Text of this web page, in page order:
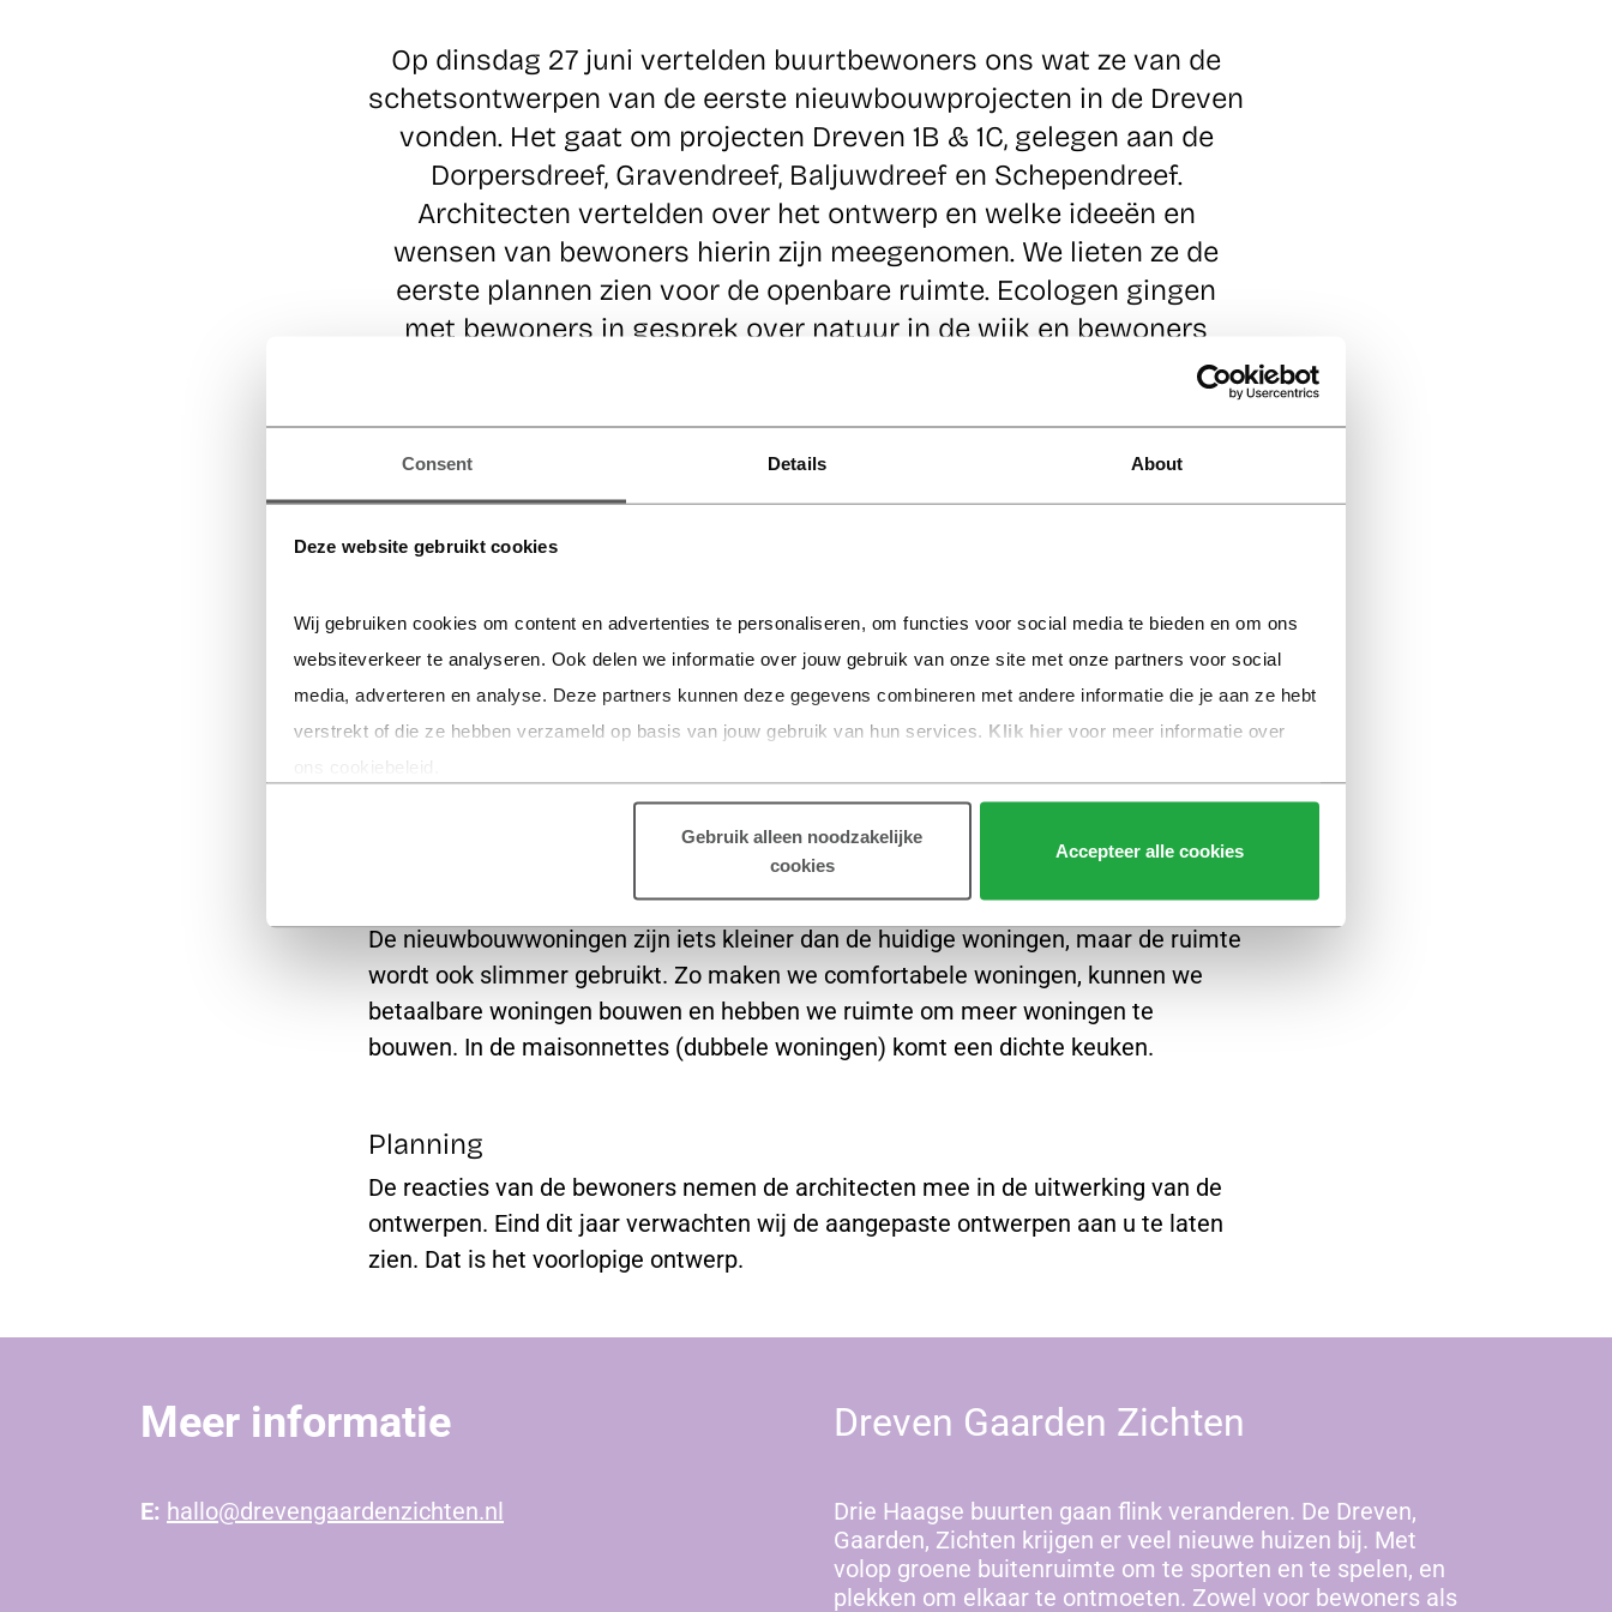
Consent Details About
Deze website gebruikt cookies
Wij gebruiken cookies om content en advertenties te personaliseren, om functies voor social media te bieden en om ons
websiteverkeer te analyseren. Ook delen we informatie over jouw gebruik van onze site met onze partners voor social
media, adverteren en analyse. Deze partners kunnen deze gegevens combineren met andere informatie die je aan ze hebt
verstrekt of die ze hebben verzameld op basis van jouw gebruik van hun services. Klik hier voor meer informatie over
ons cookiebeleid.
Gebruik alleen noodzakelijke
cookies
Accepteer alle cookies
Op dinsdag 27 juni vertelden buurtbewoners ons wat ze van de
schetsontwerpen van de eerste nieuwbouwprojecten in de Dreven
vonden. Het gaat om projecten Dreven 1B & 1C, gelegen aan de
Dorpersdreef, Gravendreef, Baljuwdreef en Schependreef.
Architecten vertelden over het ontwerp en welke ideeën en
wensen van bewoners hierin zijn meegenomen. We lieten ze de
eerste plannen zien voor de openbare ruimte. Ecologen gingen
met bewoners in gesprek over natuur in de wijk en bewoners
Wat u belangrijk vindt
Tijdens de bijeenkomst op 23 februari 2023 maakten buurtbewoners kennis met
de architecten. Buurtbewoners vertelden wat ze belangrijk vinden. Bij het maken
Een energiezuinige, geïsoleerde en geluidsdichte woning
De woonkamer aan de straatkant
De wasmachine in de berging
Voldoende plekken in de fietsenberging
Het trappenhuis binnen in het gebouw
Woningen die geschikt zijn voor senioren
Indeling van de woning
De nieuwbouwwoningen zijn iets kleiner dan de huidige woningen, maar de ruimte
wordt ook slimmer gebruikt. Zo maken we comfortabele woningen, kunnen we
betaalbare woningen bouwen en hebben we ruimte om meer woningen te
bouwen. In de maisonnettes (dubbele woningen) komt een dichte keuken.
Planning
De reacties van de bewoners nemen de architecten mee in de uitwerking van de
ontwerpen. Eind dit jaar verwachten wij de aangepaste ontwerpen aan u te laten
zien. Dat is het voorlopige ontwerp.
Meer informatie Dreven Gaarden Zichten
E: hallo@drevengaardenzichten.nl
Drie Haagse buurten gaan flink veranderen. De Dreven,
Gaarden, Zichten krijgen er veel nieuwe huizen bij. Met
volop groene buitenruimte om te sporten en te spelen, en
plekken om elkaar te ontmoeten. Zowel voor bewoners als